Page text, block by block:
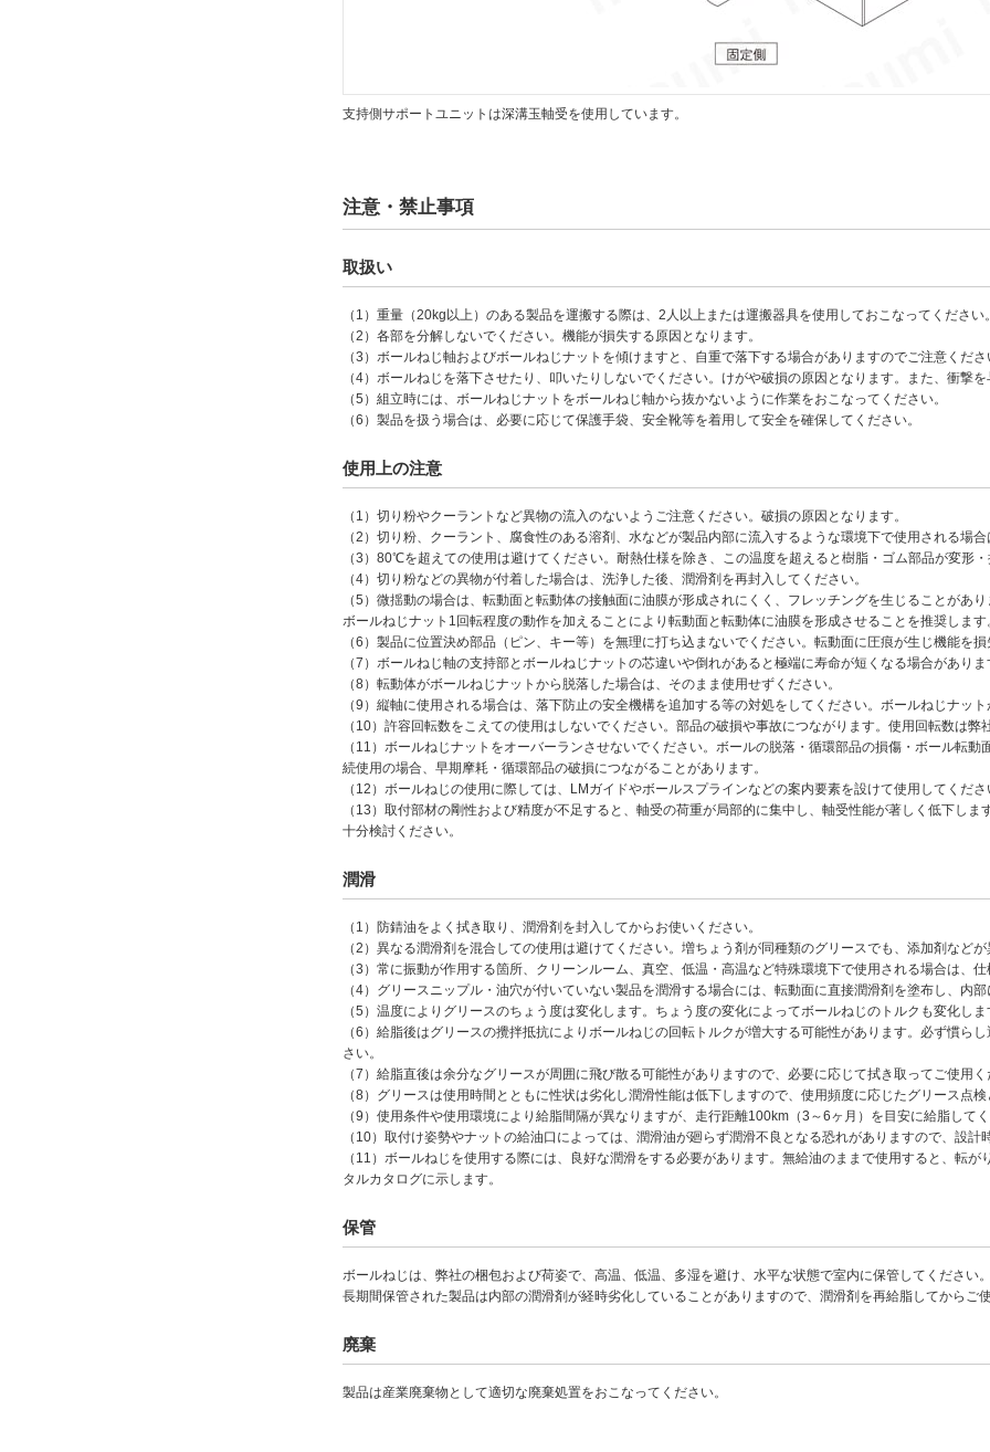
支持側サポートユニットは深溝玉軸受を使用しています。
注意・禁止事項
取扱い
（1）重量（20kg以上）のある製品を運搬する際は、2人以上または運搬器具を使用しておこなってくださ
（2）各部を分解しないでください。機能が損失する原因となります。
（3）ボールねじ軸およびボールねじナットを傾けますと、自重で落下する場合がありますのでご注意くださ
（4）ボールねじを落下させたり、叩いたりしないでください。けがや破損の原因となります。また、衝
（5）組立時には、ボールねじナットをボールねじ軸から抜かないように作業をおこなってください。
（6）製品を扱う場合は、必要に応じて保護手袋、安全靴等を着用して安全を確保してください。
使用上の注意
（1）切り粉やクーラントなど異物の流入のないようご注意ください。破損の原因となります。
（2）切り粉、クーラント、腐食性のある溶剤、水などが製品内部に流入するような環境下で使用される場
（3）80℃を超えての使用は避けてください。耐熱仕様を除き、この温度を超えると樹脂・ゴム部品が変形
（4）切り粉などの異物が付着した場合は、洗浄した後、潤滑剤を再封入してください。
（5）微揺動の場合は、転動面と転動体の接触面に油膜が形成されにくく、フレッチングを生じることが
ボールねじナット1回転程度の動作を加えることにより転動面と転動体に油膜を形成させることを推奨します
（6）製品に位置決め部品（ピン、キー等）を無理に打ち込まないでください。転動面に圧痕が生じ機能を
（7）ボールねじ軸の支持部とボールねじナットの芯違いや倒れがあると極端に寿命が短くなる場合があり
（8）転動体がボールねじナットから脱落した場合は、そのまま使用せずください。
（9）縦軸に使用される場合は、落下防止の安全機構を追加する等の対処をしてください。ボールねじナッ
（10）許容回転数をこえての使用はしないでください。部品の破損や事故につながります。使用回転数は弊
（11）ボールねじナットをオーバーランさせないでください。ボールの脱落・循環部品の損傷・ボール転
続使用の場合、早期摩耗・循環部品の破損につながることがあります。
（12）ボールねじの使用に際しては、LMガイドやボールスプラインなどの案内要素を設けて使用してくだ
（13）取付部材の剛性および精度が不足すると、軸受の荷重が局部的に集中し、軸受性能が著しく低下し
十分検討ください。
潤滑
（1）防錆油をよく拭き取り、潤滑剤を封入してからお使いください。
（2）異なる潤滑剤を混合しての使用は避けてください。増ちょう剤が同種類のグリースでも、添加剤など
（3）常に振動が作用する箇所、クリーンルーム、真空、低温・高温など特殊環境下で使用される場合は、
（4）グリースニップル・油穴が付いていない製品を潤滑する場合には、転動面に直接潤滑剤を塗布し、内
（5）温度によりグリースのちょう度は変化します。ちょう度の変化によってボールねじのトルクも変化し
（6）給脂後はグリースの攪拌抵抗によりボールねじの回転トルクが増大する可能性があります。必ず慣
さい。
（7）給脂直後は余分なグリースが周囲に飛び散る可能性がありますので、必要に応じて拭き取ってご使用
（8）グリースは使用時間とともに性状は劣化し潤滑性能は低下しますので、使用頻度に応じたグリース点
（9）使用条件や使用環境により給脂間隔が異なりますが、走行距離100km（3～6ヶ月）を目安に給脂して
（10）取付け姿勢やナットの給油口によっては、潤滑油が廻らず潤滑不良となる恐れがありますので、設計
（11）ボールねじを使用する際には、良好な潤滑をする必要があります。無給油のままで使用すると、転
タルカタログに示します。
保管
ボールねじは、弊社の梱包および荷姿で、高温、低温、多湿を避け、水平な状態で室内に保管してください
長期間保管された製品は内部の潤滑剤が経時劣化していることがありますので、潤滑剤を再給脂してからご
廃棄
製品は産業廃棄物として適切な廃棄処置をおこなってください。